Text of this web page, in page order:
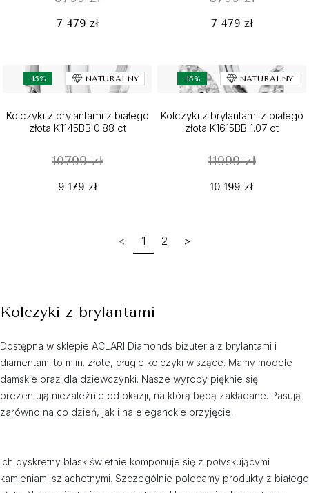
7 479 zł 7 479 zł
-15% NATURALNY
Kolczyki z brylantami z białego
złota K1145BB 0.88 ct
10799 zł
9 179 zł
-15% NATURALNY
Kolczyki z brylantami z białego
złota K1615BB 1.07 ct
11999 zł
10 199 zł
< 1 2 >
Kolczyki z brylantami
Dostępna w sklepie ACLARI Diamonds biżuteria z brylantami i
diamentami to m.in. złote, długie kolczyki wiszące. Mamy modele
damskie oraz dla dziewczynki. Nasze wyroby pięknie się
prezentują niezależnie od okazji, na którą będą zakładane. Pasują
zarówno na co dzień, jak i na eleganckie przyjęcie.
Ich dyskretny blask świetnie komponuje się z połyskującymi
kamieniami szlachetnymi. Szczególnie polecamy produkty z białego